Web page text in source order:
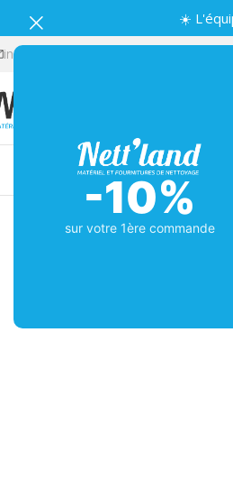
-10%
sur votre 1ère commande
☀️
info.nettland@gmail.com
Machines
Produits d'entretien/